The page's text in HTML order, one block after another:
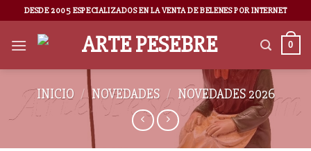
DESDE 2005 ESPECIALIZADOS EN LA VENTA DE BELENES POR INTERNET
0
INICIO / NOVEDADES / NOVEDADES 2026